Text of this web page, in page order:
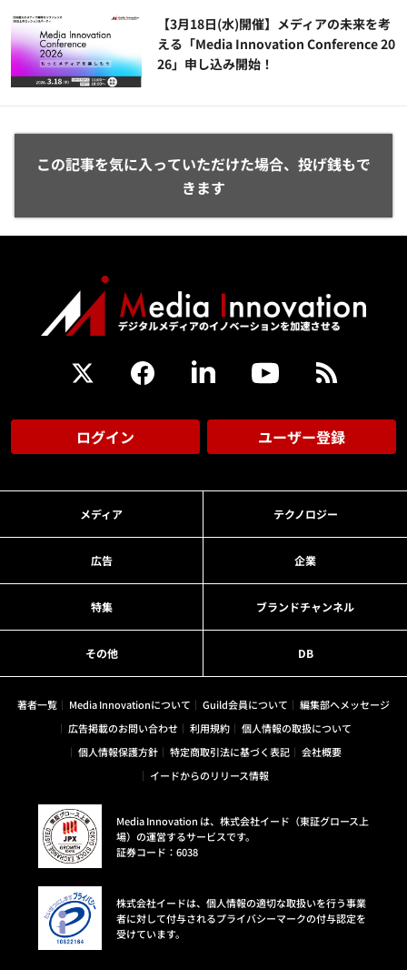
【3月18日(水)開催】メディアの未来を考
える「Media Innovation Conference 20
26」申し込み開始！
この記事を気に入っていただけた場合、投げ銭もで
きます
ログイン ユーザー登録
メディア テクノロジー
広告 企業
特集 ブランドチャンネル
その他 DB
著者一覧 Media Innovationについて Guild会員について
編集部へメッセージ
広告掲載のお問い合わせ
利用規約
個人情報の取扱について
個人情報保護方針
特定商取引法に基づく表記
会社概要
イードからのリリース情報
Media Innovation は、株式会社イード（東証グロース上
場）の運営するサービスです。
証券コード：6038
株式会社イードは、個人情報の適切な取扱いを行う事業
者に対して付与されるプライバシーマークの付与認定を
受けています。